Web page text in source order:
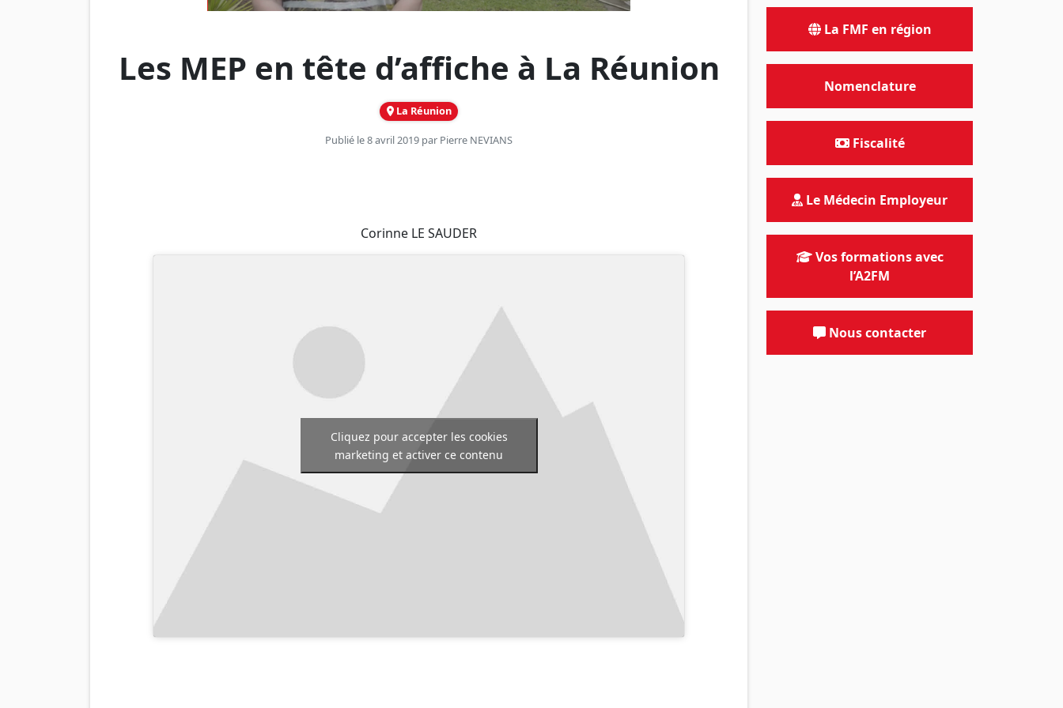
Les MEP en tête d’affiche à La Réunion
La Réunion
Publié le 8 avril 2019 par Pierre NEVIANS
Corinne LE SAUDER
Cliquez pour accepter les cookies
marketing et activer ce contenu
La FMF en région
Nomenclature
Fiscalité
Le Médecin Employeur
Vos formations avec
l’A2FM
Nous contacter